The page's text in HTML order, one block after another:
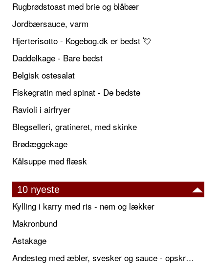
Rugbrødstoast med brie og blåbær
Jordbærsauce, varm
Hjerterisotto - Kogebog.dk er bedst 💘
Daddelkage - Bare bedst
Belgisk ostesalat
Fiskegratin med spinat - De bedste
Ravioli i airfryer
Blegselleri, gratineret, med skinke
Brødæggekage
Kålsuppe med flæsk
10 nyeste
Kylling i karry med ris - nem og lækker
Makronbund
Astakage
Andesteg med æbler, svesker og sauce - opskrift også til jul